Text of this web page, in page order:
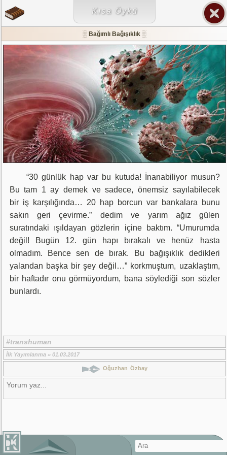
Kısa Öykü
░ Bağımlı Bağışıklık ░
Bu tam 1 ay demek ve sadece, önemsiz sayılabilecek
bir iş karşılığında… 20 hap borcun var bankalara bunu
sakın geri çevirme.” dedim ve yarım ağız gülen
suratındaki ışıldayan gözlerin içine baktım. “Umurumda
değil! Bugün 12. gün hapı bırakalı ve henüz hasta
olmadım. Bence sen de bırak. Bu bağışıklık dedikleri
yalandan başka bir şey değil…” korkmuştum, uzaklaştım,
bir haftadır onu görmüyordum, bana söylediği son sözler
bunlardı.
#transhuman
İlk Yayımlanma » 01.03.2017
Oğuzhan Özbay